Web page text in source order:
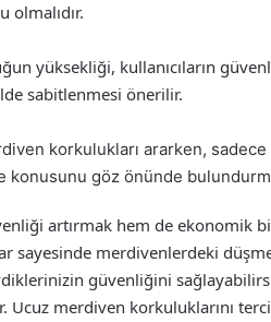
olmalıdır.
yüksekliği, kullanıcıların
sabitlenmesi önerilir.
korkulukları ararken,
göz önünde
artırmak hem de ekonomik
sayesinde merdivenlerdeki
güvenliğini
merdiven korkuluklarını